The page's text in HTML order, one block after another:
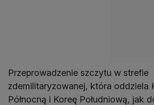
Przeprowadzenie szczytu w strefie
zdemilitaryzowanej, która oddziela
Północną i Koreę Południową, jak